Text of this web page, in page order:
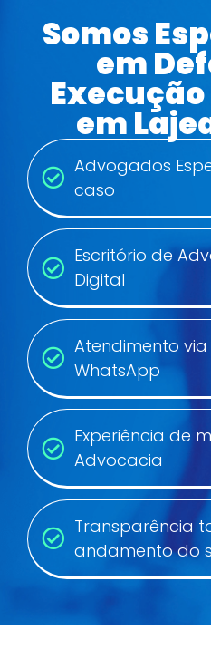
Somos
em
em
Advogados
caso
Escritório de
Digital
Atendimento
WhatsApp
Experiência de
Advocacia
Transparência
andamento do